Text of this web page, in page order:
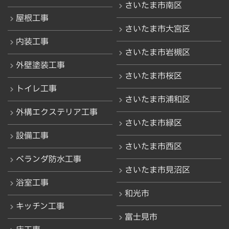
屋根工事
内装工事
外壁塗装工事
トイレ工事
外構エクステリア工事
設備工事
ベランダ防水工事
浴室工事
キッチン工事
さいたま市南区
さいたま市大宮区
さいたま市岩槻区
さいたま市桜区
さいたま市浦和区
さいたま市緑区
さいたま市西区
さいたま市見沼区
和光市
富士見市